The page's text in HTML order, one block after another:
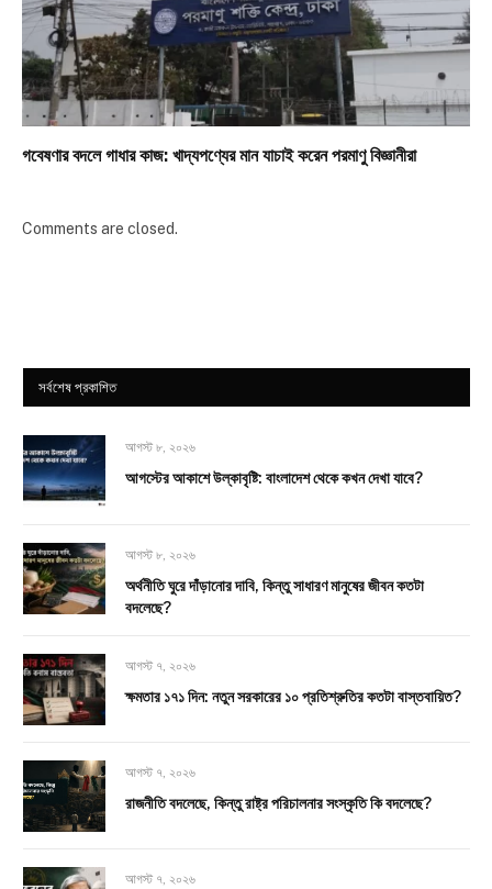
গবেষণার বদলে গাধার কাজ: খাদ্যপণ্যের মান যাচাই করেন পরমাণু বিজ্ঞানীরা
Comments are closed.
সর্বশেষ প্রকাশিত
আগস্ট ৮, ২০২৬
আগস্টের আকাশে উল্কাবৃষ্টি: বাংলাদেশ থেকে কখন দেখা যাবে?
আগস্ট ৮, ২০২৬
অর্থনীতি ঘুরে দাঁড়ানোর দাবি, কিন্তু সাধারণ মানুষের জীবন কতটা
বদলেছে?
আগস্ট ৭, ২০২৬
ক্ষমতার ১৭১ দিন: নতুন সরকারের ১০ প্রতিশ্রুতির কতটা বাস্তবায়িত?
আগস্ট ৭, ২০২৬
রাজনীতি বদলেছে, কিন্তু রাষ্ট্র পরিচালনার সংস্কৃতি কি বদলেছে?
আগস্ট ৭, ২০২৬